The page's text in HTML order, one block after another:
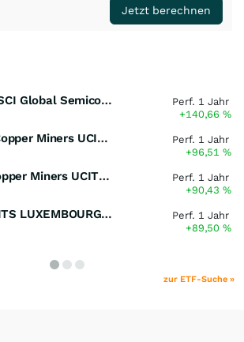
Jetzt berechnen
iShares MSCI Global Semiconductors UCITS ETF USD (Acc)
Perf. 1 Jahr
+140,66%
Global X Copper Miners UCITS ETF USD Acc
Perf. 1 Jahr
+96,51%
iShares Copper Miners UCITS ETF
Perf. 1 Jahr
+90,43%
MULTI UNITS LUXEMBOURG - Lyxor MSCI Semiconductors ESG Filtered
Perf. 1 Jahr
+89,50%
zur ETF-Suche »